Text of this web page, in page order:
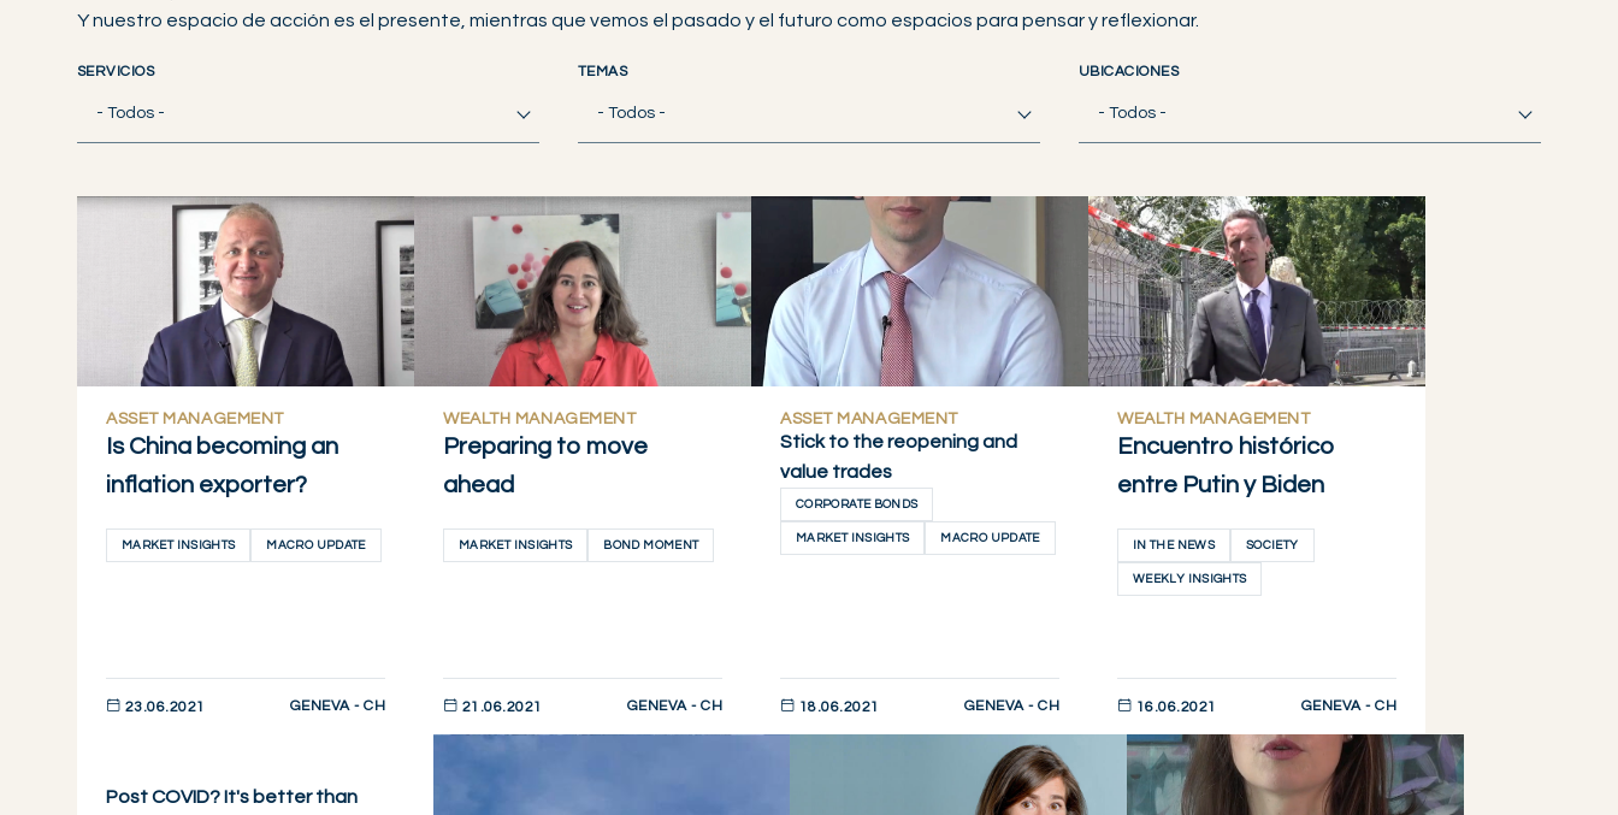
Y nuestro espacio de acción es el presente, mientras que vemos el pasado y el futuro como espacios para pensar y reflexionar.
SERVICIOS
- Todos -
TEMAS
- Todos -
UBICACIONES
- Todos -
ASSET MANAGEMENT
Is China becoming an
inflation exporter?
MARKET INSIGHTS MACRO UPDATE
23.06.2021 GENEVA - CH
WEALTH MANAGEMENT
Preparing to move
ahead
MARKET INSIGHTS BOND MOMENT
21.06.2021 GENEVA - CH
ASSET MANAGEMENT
Stick to the reopening and
value trades
CORPORATE BONDS
MARKET INSIGHTS MACRO UPDATE
18.06.2021 GENEVA - CH
WEALTH MANAGEMENT
Encuentro histórico
entre Putin y Biden
IN THE NEWS SOCIETY
WEEKLY INSIGHTS
16.06.2021 GENEVA - CH
DESCUBRIR AHORA
Post COVID? It's better than